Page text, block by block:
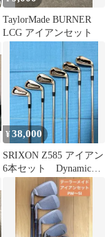
TaylorMade BURNER
LCG アイアンセット
¥38,000
SRIXON Z585 アイアン
6本セット Dynamic
Gold S200